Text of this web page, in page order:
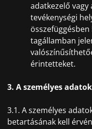
adatkezelő
tevékenységi
tagállamban
érintetteket.
3. A személyes
3.1. A személyes
betartásának kell